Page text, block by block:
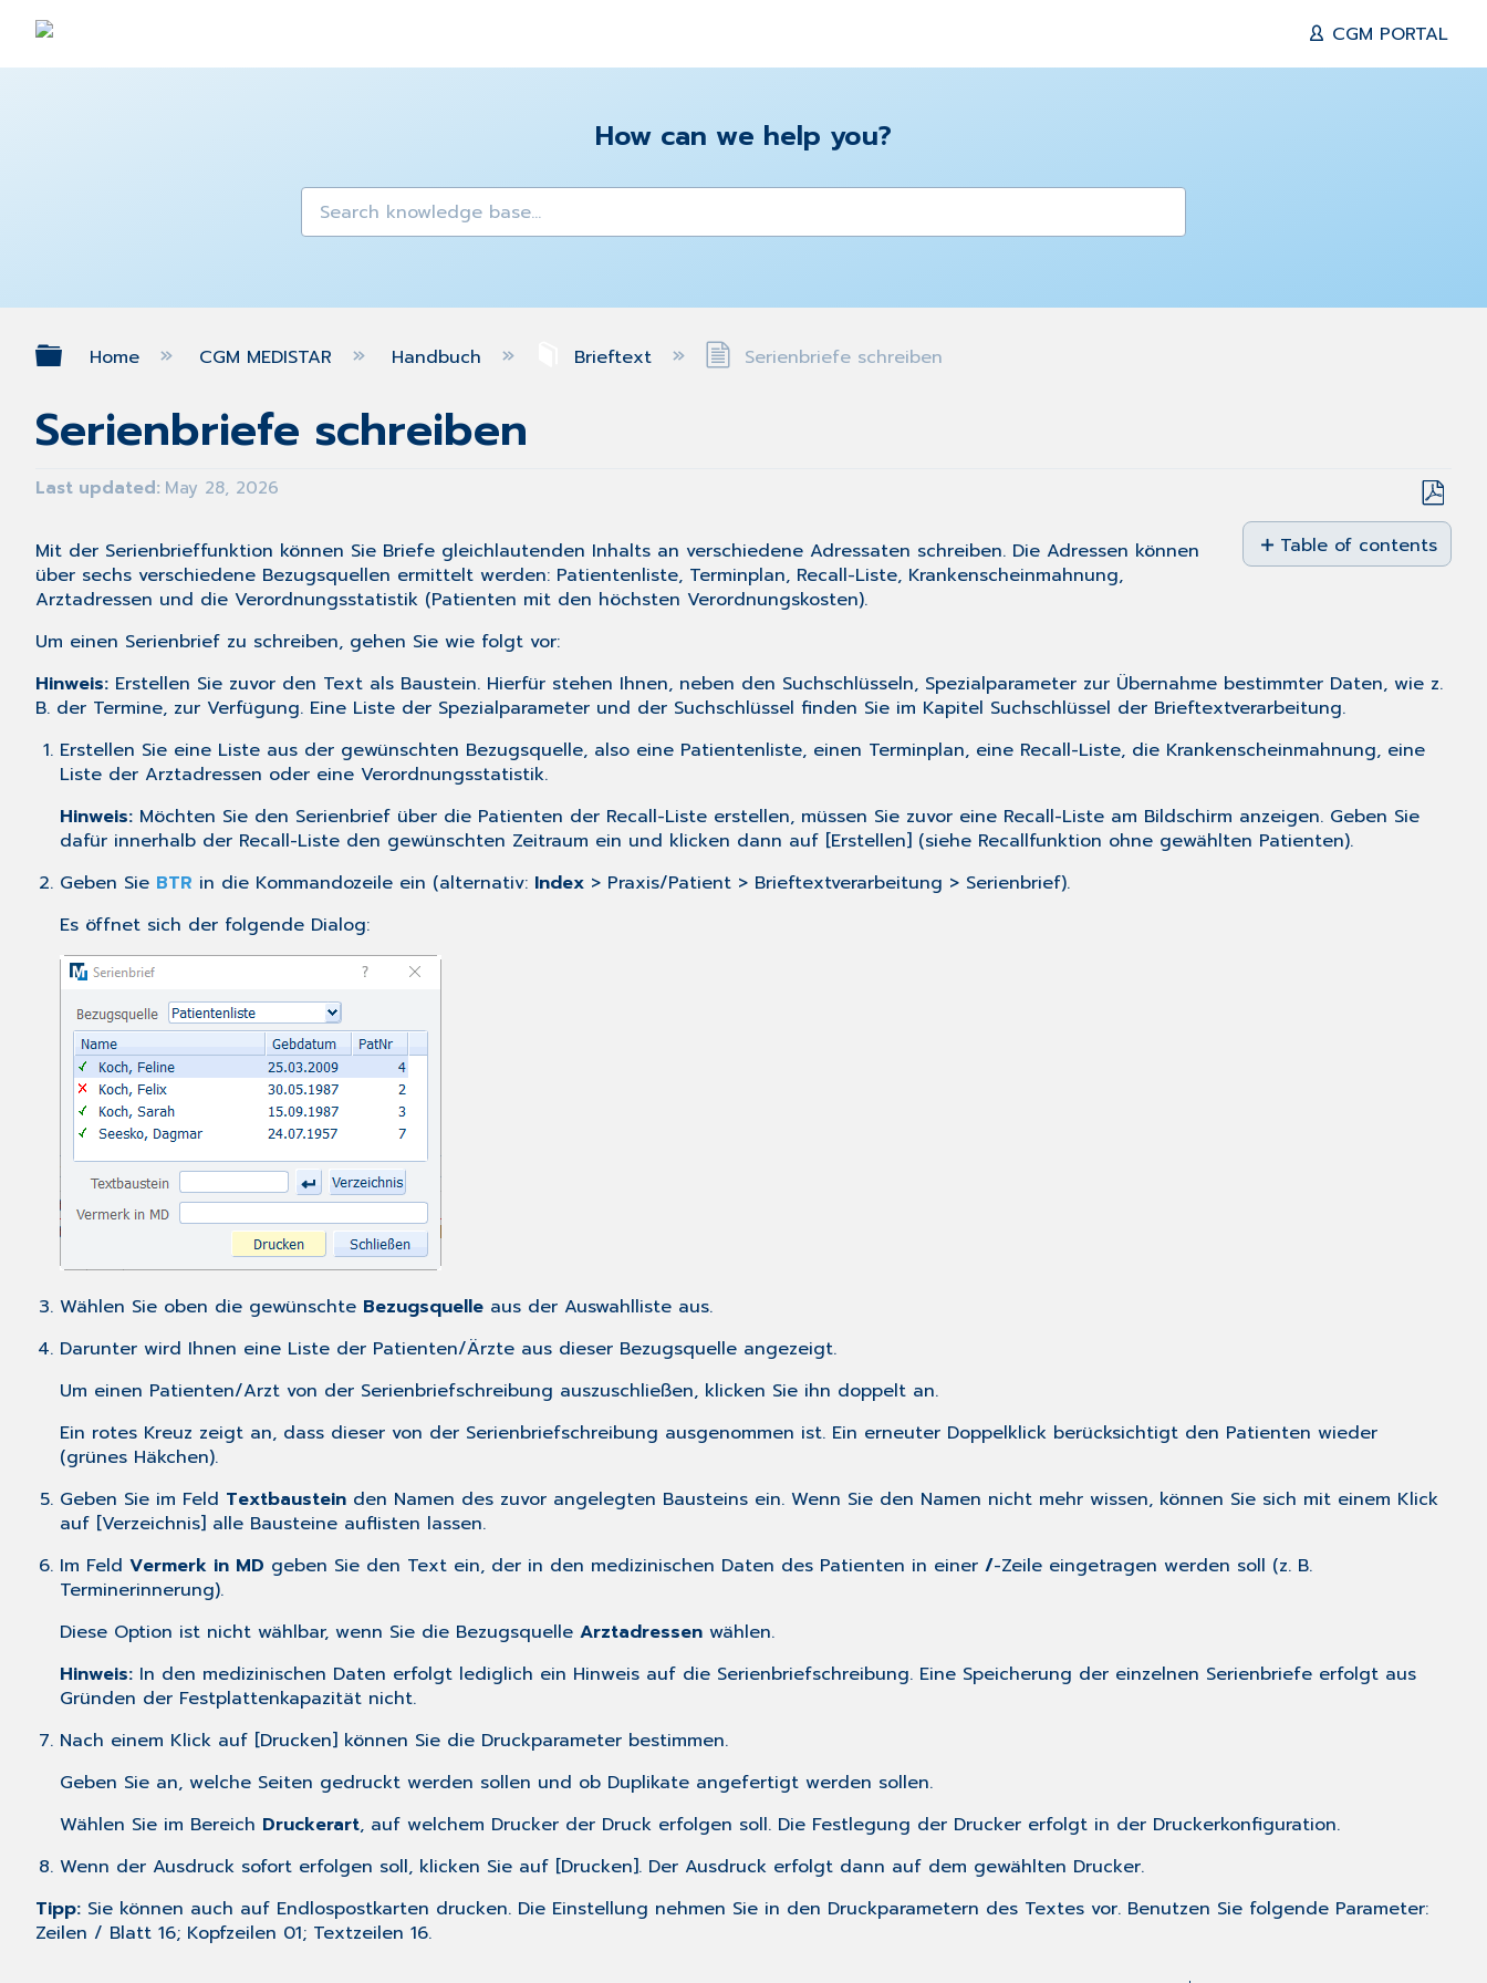
CGM PORTAL
How can we help you?
Expand/collapse global hierarchy
Home CGM MEDISTAR Handbuch Brieftext Serienbriefe schreiben
Serienbriefe schreiben
Last updated May 28, 2026
Save
as
PDF
Table of contents
No
Mit der Serienbrieffunktion können Sie Briefe gleichlautenden Inhalts an verschiedene Adressaten schreiben. Die Adressen können
über sechs verschiedene Bezugsquellen ermittelt werden: Patientenliste, Terminplan, Recall-Liste, Krankenscheinmahnung,
Arztadressen und die Verordnungsstatistik (Patienten mit den höchsten Verordnungskosten).
Um einen Serienbrief zu schreiben, gehen Sie wie folgt vor:
Hinweis: Erstellen Sie zuvor den Text als Baustein. Hierfür stehen Ihnen, neben den Suchschlüsseln, Spezialparameter zur Übernahme bestimmter Daten, wie z.
B. der Termine, zur Verfügung. Eine Liste der Spezialparameter und der Suchschlüssel finden Sie im Kapitel Suchschlüssel der Brieftextverarbeitung.
Erstellen Sie eine Liste aus der gewünschten Bezugsquelle, also eine Patientenliste, einen Terminplan, eine Recall-Liste, die Krankenscheinmahnung, eine
Liste der Arztadressen oder eineVerordnungsstatistik.
Hinweis: Möchten Sie den Serienbrief über die Patienten der Recall-Liste erstellen, müssen Sie zuvor eine Recall-Liste am Bildschirm anzeigen. Geben Sie
dafür innerhalb der Recall-Liste den gewünschten Zeitraum ein und klicken dann auf [Erstellen] (siehe Recallfunktion ohne gewählten Patienten).
Geben Sie BTR in die Kommandozeile ein (alternativ: Index > Praxis/Patient > Brieftextverarbeitung > Serienbrief).
Es öffnet sich der folgende Dialog:
Wählen Sie oben die gewünschte Bezugsquelle aus der Auswahlliste aus.
Darunter wird Ihnen eine Liste der Patienten/Ärzte aus dieser Bezugsquelle angezeigt.
Um einen Patienten/Arzt von der Serienbriefschreibung auszuschließen, klicken Sie ihn doppelt an.
Ein rotes Kreuz zeigt an, dass dieser von der Serienbriefschreibung ausgenommen ist. Ein erneuter Doppelklick berücksichtigt den Patienten wieder
(grünes Häkchen).
Geben Sie im Feld Textbaustein den Namen des zuvor angelegten Bausteins ein. Wenn Sie den Namen nicht mehr wissen, können Sie sich mit einem Klick
auf [Verzeichnis] alle Bausteine auflisten lassen.
Im FeldVermerk in MD geben Sie den Text ein, der in den medizinischen Daten des Patienten in einer/-Zeile eingetragen werden soll (z. B.
Terminerinnerung).
Diese Option ist nicht wählbar, wenn Sie die BezugsquelleArztadressen wählen.
Hinweis: In den medizinischen Daten erfolgt lediglich ein Hinweis auf die Serienbriefschreibung. Eine Speicherung der einzelnen Serienbriefe erfolgt aus
Gründen der Festplattenkapazität nicht.
Nach einem Klick auf [Drucken] können Sie die Druckparameter bestimmen.
Geben Sie an, welche Seiten gedruckt werden sollen und ob Duplikate angefertigt werden sollen.
Wählen Sie im Bereich Druckerart, auf welchem Drucker der Druck erfolgen soll. Die Festlegung der Drucker erfolgt in der Druckerkonfiguration.
Wenn der Ausdruck sofort erfolgen soll, klicken Sie auf [Drucken]. Der Ausdruck erfolgt dann auf dem gewählten Drucker.
Tipp: Sie können auch auf Endlospostkarten drucken. Die Einstellung nehmen Sie in den Druckparametern des Textes vor. Benutzen Sie folgende Parameter:
Zeilen / Blatt 16; Kopfzeilen 01; Textzeilen 16.